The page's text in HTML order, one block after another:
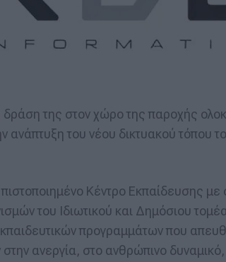
δράση της στον χώρο της παροχής
ανάπτυξη του νέου δικτυακού τόπου
πιστοποιημένο Κέντρο Εκπαίδευσης
του Ιδιωτικού και Δημόσιου
προγραμμάτων που
ανεργία, στο ανθρώπινο δυναμικό,